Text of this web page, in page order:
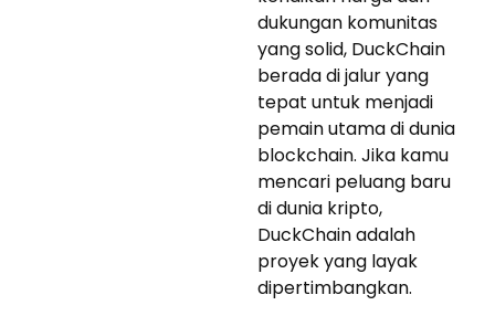
dukungan komunitas
yang solid, DuckChain
berada di jalur yang
tepat untuk menjadi
pemain utama di dunia
blockchain. Jika kamu
mencari peluang baru
di dunia kripto,
DuckChain adalah
proyek yang layak
dipertimbangkan.